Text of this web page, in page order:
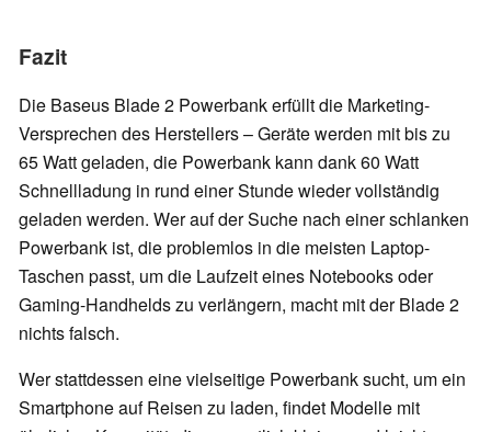
Fazit
Die Baseus Blade 2 Powerbank erfüllt die Marketing-
Versprechen des Herstellers – Geräte werden mit bis zu
65 Watt geladen, die Powerbank kann dank 60 Watt
Schnellladung in rund einer Stunde wieder vollständig
geladen werden. Wer auf der Suche nach einer schlanken
Powerbank ist, die problemlos in die meisten Laptop-
Taschen passt, um die Laufzeit eines Notebooks oder
Gaming-Handhelds zu verlängern, macht mit der Blade 2
nichts falsch.
Wer stattdessen eine vielseitige Powerbank sucht, um ein
Smartphone auf Reisen zu laden, findet Modelle mit